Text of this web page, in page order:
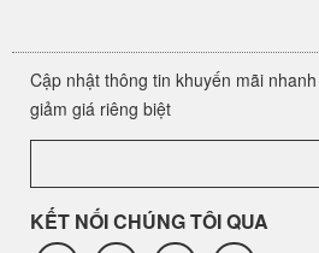
Cập nhật thông tin khuyến mãi
giảm giá riêng biệt
KẾT NỐI CHÚNG TÔI QUA